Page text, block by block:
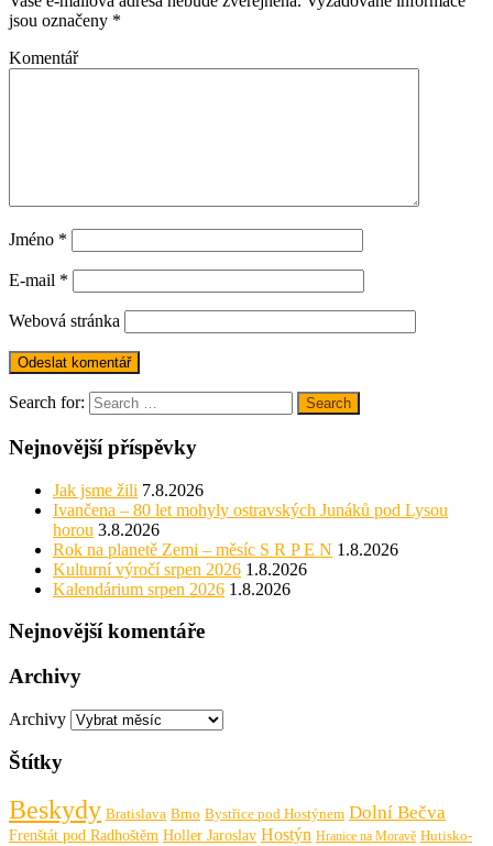
jsou označeny *
Komentář
Jméno *
E-mail *
Webová stránka
Search for: Search
Nejnovější příspěvky
Jak jsme žili 7.8.2026
Ivančena – 80 let mohyly ostravských Junáků pod Lysou
horou 3.8.2026
Rok na planetě Zemi – měsíc S R P E N 1.8.2026
Kulturní výročí srpen 2026 1.8.2026
Kalendárium srpen 2026 1.8.2026
Nejnovější komentáře
Archivy
Archivy
Štítky
Beskydy Bratislava Brno Bystřice pod Hostýnem Dolní Bečva
Frenštát pod Radhoštěm Holler Jaroslav Hostýn Hranice na Moravě Hutisko-